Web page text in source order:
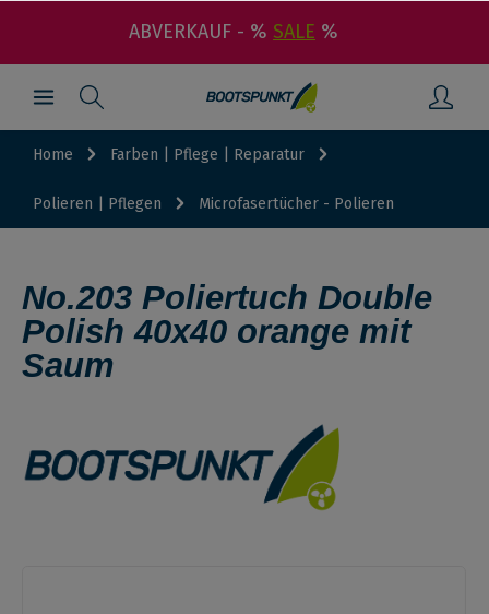
ABVERKAUF - % SALE %
Home Farben | Pflege | Reparatur
Polieren | Pflegen Microfasertücher - Polieren
No.203 Poliertuch Double
Polish 40x40 orange mit
Saum